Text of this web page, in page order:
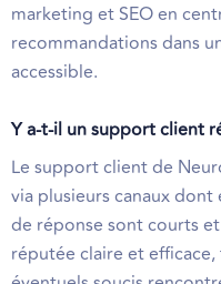
marketing et SEO en
recommandations dans
accessible.
Y a-t-il un support client
Le support client de
via plusieurs canaux
de réponse sont courts
réputée claire et